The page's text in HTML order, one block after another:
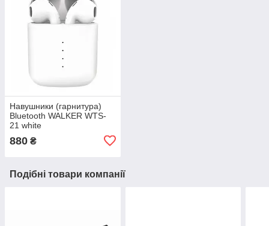
Навушники (гарнитура)
Bluetooth WALKER WTS-
21 white
880 ₴
Подібні товари компанії